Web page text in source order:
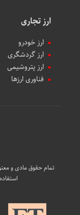
ارز تجاری
ارز خودرو
ارز گردشگری
ارز پتروشیمی
فناوری ارزها
تمام حقوق مادی و